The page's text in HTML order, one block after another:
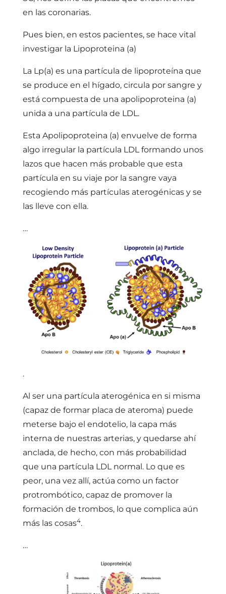
en las coronarias.
Pues bien, en estos pacientes, se hace vital
investigar la Lipoproteina (a)
La Lp(a) es una partícula de lipoproteína que
se produce en el hígado, circula por sangre y
está compuesta de una apolipoproteina (a)
unida a una partícula de LDL.
Esta Apolipoproteina (a) envuelve de forma
algo irregular la partícula LDL formando unos
lazos que hacen más probable que esta
partícula en su viaje por la sangre vaya
recogiendo más partículas aterogénicas y se
las lleve con ella.
…
.
Al ser una partícula aterogénica en si misma
(capaz de formar placa de ateroma) puede
meterse bajo el endotelio, la capa más
interna de nuestras arterias, y quedarse ahí
anclada, de hecho, con más probabilidad
que una partícula LDL normal. Lo que es
peor, una vez allí, actúa como un factor
protrombótico, capaz de promover la
formación de trombos, lo que complica aún
más las cosas4.
…